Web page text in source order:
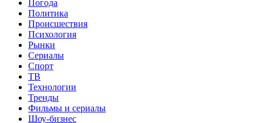
Погода
Политика
Происшествия
Психология
Рынки
Сериалы
Спорт
ТВ
Технологии
Тренды
Фильмы и сериалы
Шоу-бизнес